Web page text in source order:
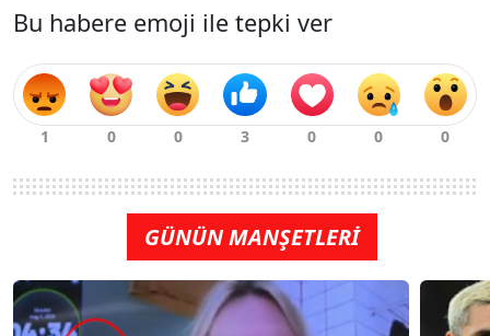
Bu habere emoji ile tepki ver
GÜNÜN MANŞETLERİ